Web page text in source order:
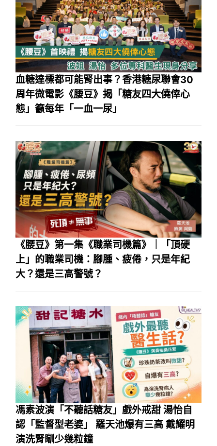
血糖達標都可能腎出事？香港糖尿聯會30
周年微電影《腰豆》揭「糖友四大僥倖心
態」籲每年「一血一尿」
《腰豆》第一集《職業司機篇》｜「頂硬
上」的職業司機：腳腫、疲倦，只是年紀
大？還是三高警號？
馮素波演「不聽話糖友」戲外戒甜 湯怡自
認「監督型老婆」 羅天池爆有三高 戴耀明
演洗腎瞓少幾粒鐘